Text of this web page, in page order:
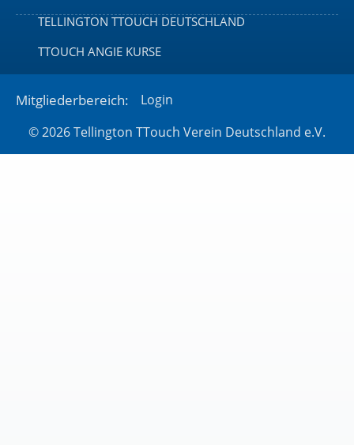
TELLINGTON TTOUCH DEUTSCHLAND
TTOUCH ANGIE KURSE
© 2026 Tellington TTouch Verein Deutschland e.V.
Mitgliederbereich: Login